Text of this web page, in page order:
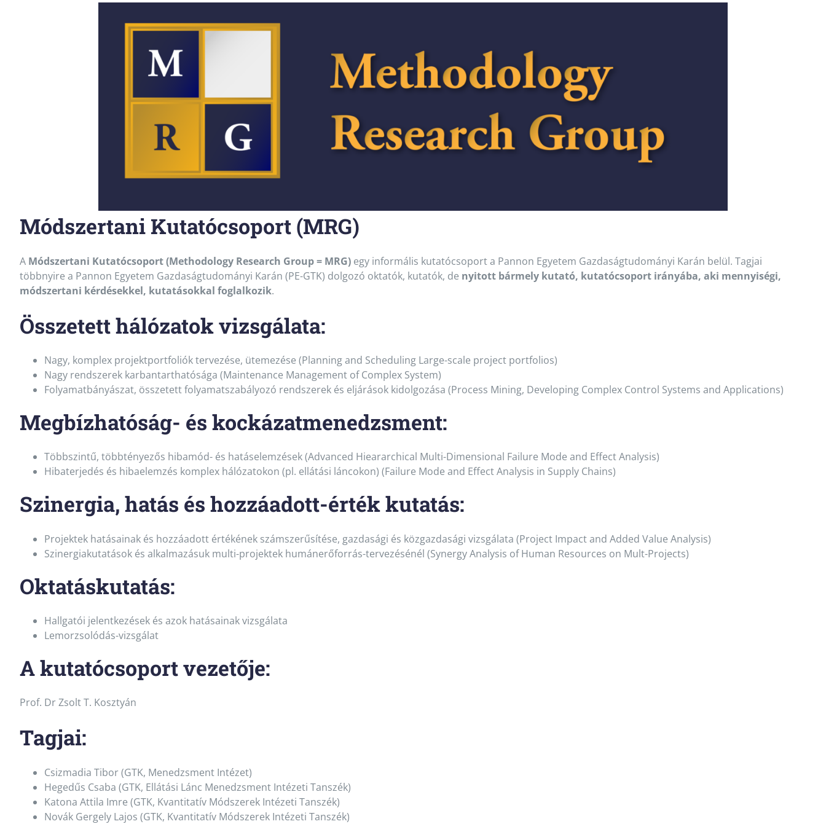
Módszertani Kutatócsoport (MRG)
A Módszertani Kutatócsoport (Methodology Research Group = MRG)egy informális kutatócsoport a Pannon Egyetem Gazdaságtudományi Karán belül. Tagjai
többnyire a Pannon Egyetem Gazdaságtudományi Karán (PE-GTK) dolgozó oktatók, kutatók, de nyitott bármely kutató, kutatócsoport irányába, aki mennyiségi,
módszertani kérdésekkel, kutatásokkal foglalkozik.
Összetett hálózatok vizsgálata:
Nagy, komplex projektportfoliók tervezése, ütemezése (Planning and Scheduling Large-scale project portfolios)
Nagy rendszerek karbantarthatósága (Maintenance Management of Complex System)
Folyamatbányászat, összetett folyamatszabályozó rendszerek és eljárások kidolgozása (Process Mining, Developing Complex Control Systems and Applications)
Megbízhatóság- és kockázatmenedzsment:
Többszintű, többtényezős hibamód- és hatáselemzések (Advanced Hieararchical Multi-Dimensional Failure Mode and Effect Analysis)
Hibaterjedés és hibaelemzés komplex hálózatokon (pl. ellátási láncokon) (Failure Mode and Effect Analysis in Supply Chains)
Szinergia, hatás és hozzáadott-érték kutatás:
Projektek hatásainak és hozzáadott értékének számszerűsítése, gazdasági és közgazdasági vizsgálata (Project Impact and Added Value Analysis)
Szinergiakutatások és alkalmazásuk multi-projektek humánerőforrás-tervezésénél (Synergy Analysis of Human Resources on Mult-Projects)
Oktatáskutatás:
Hallgatói jelentkezések és azok hatásainak vizsgálata
Lemorzsolódás-vizsgálat
A kutatócsoport vezetője:
Prof. Dr Zsolt T. Kosztyán
Tagjai:
Csizmadia Tibor (GTK, Menedzsment Intézet)
Hegedűs Csaba (GTK, Ellátási Lánc Menedzsment Intézeti Tanszék)
Katona Attila Imre (GTK, Kvantitatív Módszerek Intézeti Tanszék)
Novák Gergely Lajos (GTK, Kvantitatív Módszerek Intézeti Tanszék)